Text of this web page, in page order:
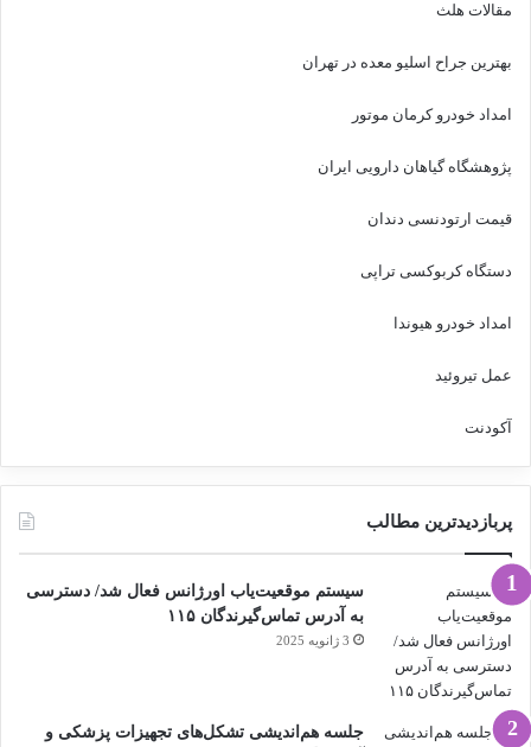
مقالات هلث
بهترین جراح اسلیو معده در تهران
امداد خودرو کرمان موتور
پژوهشگاه گیاهان دارویی ایران
قیمت ارتودنسی دندان
دستگاه کربوکسی تراپی
امداد خودرو هیوندا
عمل تیروئید
آکودنت
پربازدیدترین مطالب
سیستم موقعیت‌یاب اورژانس فعال شد/ دسترسی
به آدرس تماس‌گیرندگان ۱۱۵
3 ژانویه 2025
جلسه هم‌اندیشی تشکل‌های تجهیزات پزشکی و